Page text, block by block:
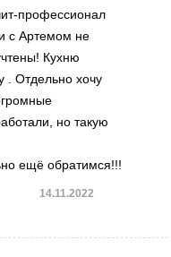
профессионал
с Артемом не
Кухню
. Отдельно хочу
но такую
ещё обратимся!!!
14.11.2022